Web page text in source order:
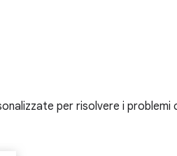
per risolvere i